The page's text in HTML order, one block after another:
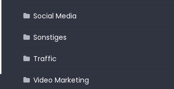
Social Media
Sonstiges
Traffic
Video Marketing